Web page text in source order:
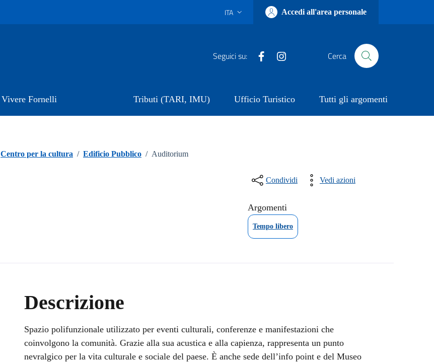
Lingua attiva:
ITA Accedi all'area personale
Seguici su: Facebook Cerca
Vivere Fornelli Tributi (TARI, IMU) Ufficio Turistico Tutti gli argomenti
Centro per la cultura / Edificio Pubblico / Auditorium
Condividi Vedi azioni
Argomenti
Tempo libero
Descrizione
Spazio polifunzionale utilizzato per eventi culturali, conferenze e manifestazioni che
coinvolgono la comunità. Grazie alla sua acustica e alla capienza, rappresenta un punto
nevralgico per la vita culturale e sociale del paese. È anche sede dell’info point e del Museo